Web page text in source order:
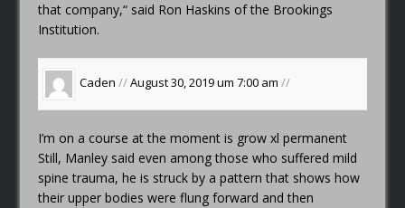
that company,“ said Ron Haskins of the Brookings
Institution.
Caden //August 30, 2019 um 7:00 am//
I’m on a course at the momentis grow xl permanent
Still, Manley said even among those who suffered mild
spine trauma, he is struck by a pattern that shows how
their upper bodies were flung forward and then